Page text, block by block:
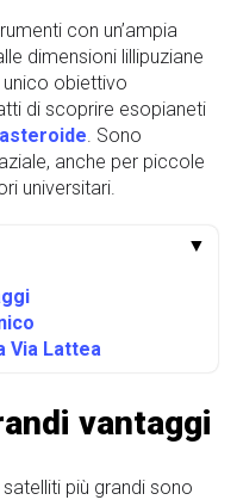
con un’ampia
dimensioni lillipuziane
obiettivo
di scoprire esopianeti
asteroide. Sono
anche per piccole
universitari.
▼
Via Lattea
vantaggi
più grandi sono